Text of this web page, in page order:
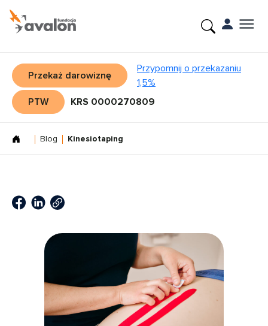
Przekaż darowiznę
Przypomnij o przekazaniu
1,5%
PTW
KRS 0000270809
Blog Kinesiotaping